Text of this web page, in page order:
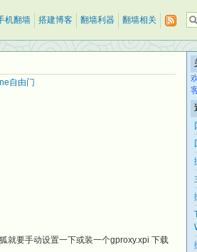
机翻墙 搭建博客 翻墙利器 翻墙相关
自由门
就要手动设置一下或装一个gproxy.xpi 下载